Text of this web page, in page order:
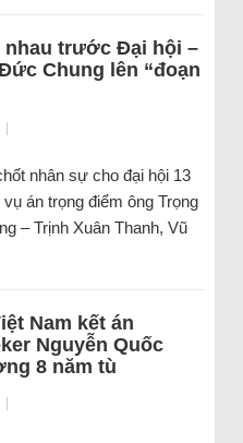
trước Đại hội –
Chung lên “đoạn
|
nhân sự cho đại hội 13
án trọng điểm ông Trọng
– Trịnh Xuân Thanh, Vũ
Nam kết án
Nguyễn Quốc
8 năm tù
|